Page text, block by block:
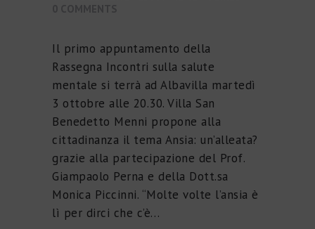
Il primo appuntamento della
Rassegna Incontri sulla salute
mentale si terrà ad Albavilla martedì
3 ottobre alle 20.30. Villa San
Benedetto Menni propone alla
cittadinanza il tema Ansia: un’alleata?
grazie alla partecipazione del Prof.
Giampaolo Perna e della Dott.sa
Monica Piccinni. “Molte volte l’ansia è
lì per dirci che c’è…